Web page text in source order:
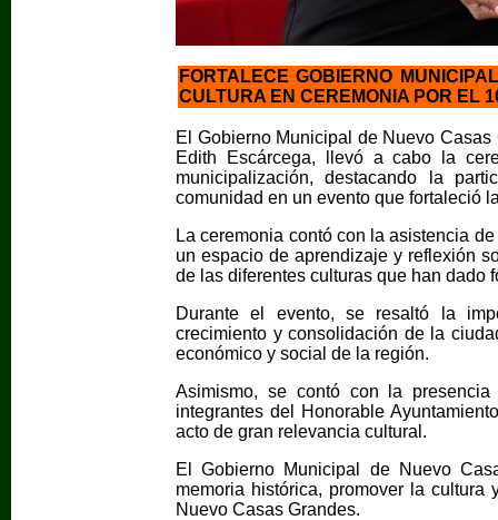
FORTALECE GOBIERNO
CULTURA EN CEREMONIA POR EL
El Gobierno Municipal de Nuevo
Edith Escárcega, llevó a cabo la
municipalización, destacando la
comunidad en un evento que fortaleció
La ceremonia contó con la asistencia
un espacio de aprendizaje y reflexión
de las diferentes culturas que han dado
Durante el evento, se resaltó la
crecimiento y consolidación de la
económico y social de la región.
Asimismo, se contó con la
integrantes del Honorable
acto de gran relevancia cultural.
El Gobierno Municipal de Nuevo
memoria histórica, promover la
Nuevo Casas Grandes.